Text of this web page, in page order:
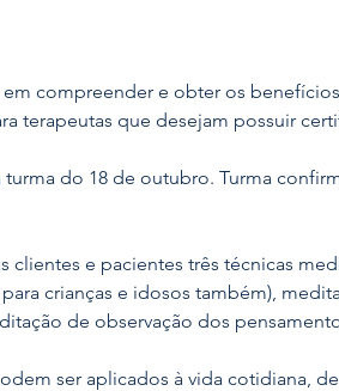
compreender e obter os
terapeutas que desejam possuir
do 18 de outubro. Turma
e pacientes três técnicas
crianças e idosos também),
de observação dos
ser aplicados à vida cotidiana,